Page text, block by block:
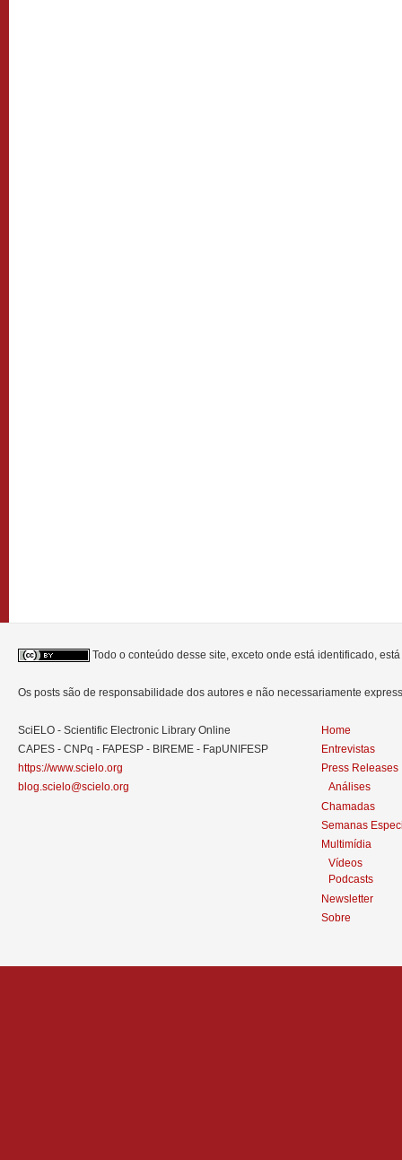
Todo o conteúdo desse site, exceto onde está identificado,
Os posts são de responsabilidade dos autores e não necessariamente
SciELO - Scientific Electronic Library Online
CAPES - CNPq - FAPESP - BIREME - FapUNIFESP
https://www.scielo.org
blog.scielo@scielo.org
Home
Entrevistas
Press Releases
Análises
Chamadas
Semanas
Multimídia
Vídeos
Podcasts
Newsletter
Sobre